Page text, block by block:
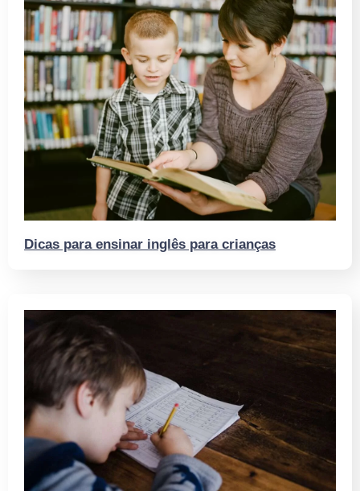
Dicas para ensinar inglês para crianças